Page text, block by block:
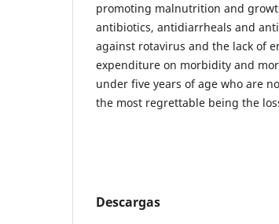
promoting malnutrition and
antibiotics, antidiarrheals and
against rotavirus and the lack of
expenditure on morbidity and
under five years of age who are
the most regrettable being the
Descargas